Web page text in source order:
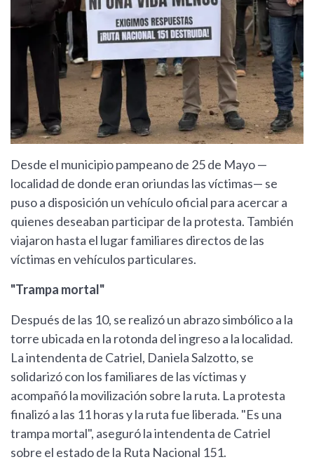
Desde el municipio pampeano de 25 de Mayo —
localidad de donde eran oriundas las víctimas— se
puso a disposición un vehículo oficial para acercar a
quienes deseaban participar de la protesta. También
viajaron hasta el lugar familiares directos de las
víctimas en vehículos particulares.
"Trampa mortal"
Después de las 10, se realizó un abrazo simbólico a la
torre ubicada en la rotonda del ingreso a la localidad.
La intendenta de Catriel, Daniela Salzotto, se
solidarizó con los familiares de las víctimas y
acompañó la movilización sobre la ruta. La protesta
finalizó a las 11 horas y la ruta fue liberada. "Es una
trampa mortal", aseguró la intendenta de Catriel
sobre el estado de la Ruta Nacional 151.